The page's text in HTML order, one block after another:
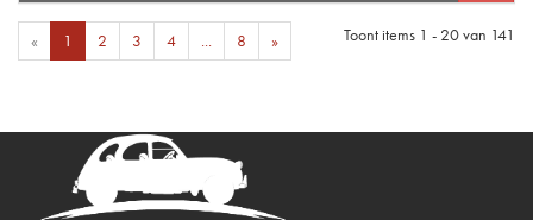
Toont items 1 - 20van 141
« 1 2 3 4 8 »